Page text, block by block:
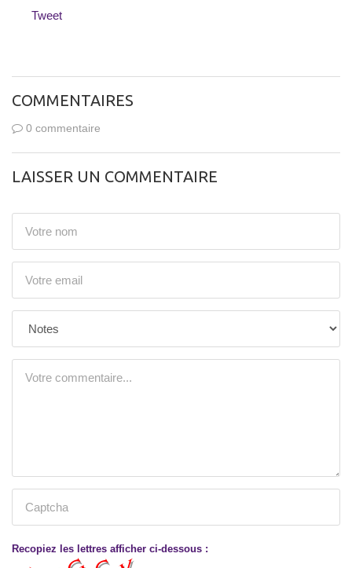
Tweet
COMMENTAIRES
0 commentaire
LAISSER UN COMMENTAIRE
Recopiez les lettres afficher ci-dessous :